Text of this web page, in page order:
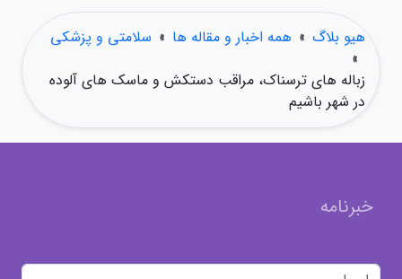
هیو بلاگ » همه اخبار و مقاله ها » سلامتی و پزشکی
»
زباله های ترسناک، مراقب دستکش و ماسک های آلوده
در شهر باشیم
خبرنامه